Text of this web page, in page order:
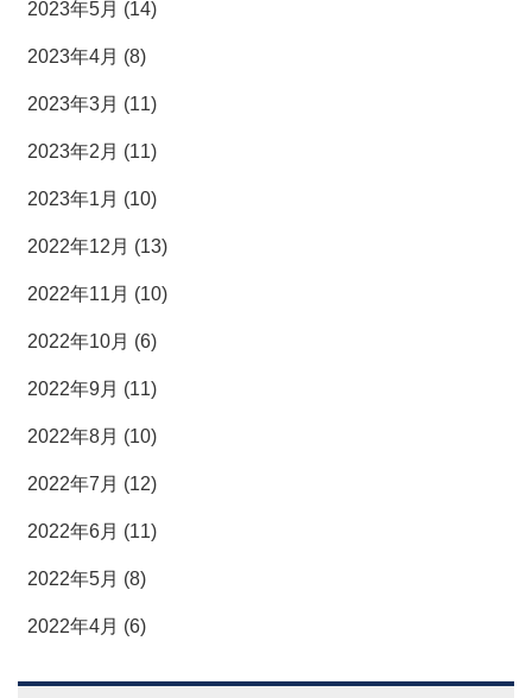
2023年5月 (14)
2023年4月 (8)
2023年3月 (11)
2023年2月 (11)
2023年1月 (10)
2022年12月 (13)
2022年11月 (10)
2022年10月 (6)
2022年9月 (11)
2022年8月 (10)
2022年7月 (12)
2022年6月 (11)
2022年5月 (8)
2022年4月 (6)